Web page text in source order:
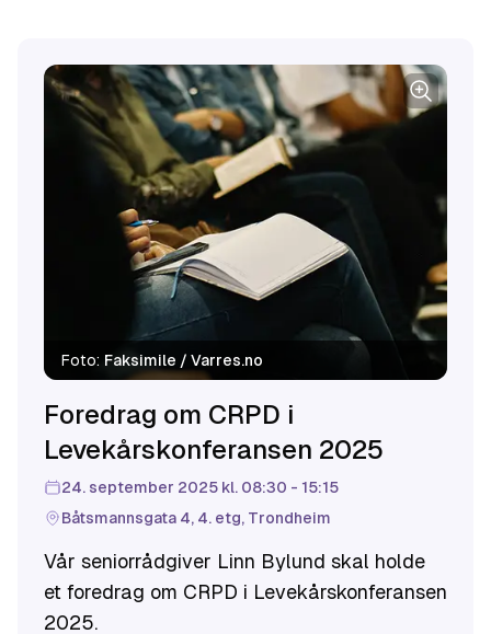
Foto: Faksimile / Varres.no
Foredrag om CRPD i
Levekårskonferansen 2025
24. september 2025 kl. 08:30 - 15:15
Båtsmannsgata 4, 4. etg, Trondheim
Vår seniorrådgiver Linn Bylund skal holde
et foredrag om CRPD i Levekårskonferansen
2025.